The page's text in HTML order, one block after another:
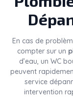
En cas de
compter sur un
d’eau, un WC
peuvent
service
intervention